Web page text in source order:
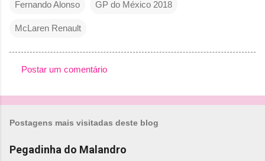
Fernando Alonso GP do México 2018
McLaren Renault
o
n
Postar um comentário
Postagens mais visitadas deste blog
Pegadinha do Malandro